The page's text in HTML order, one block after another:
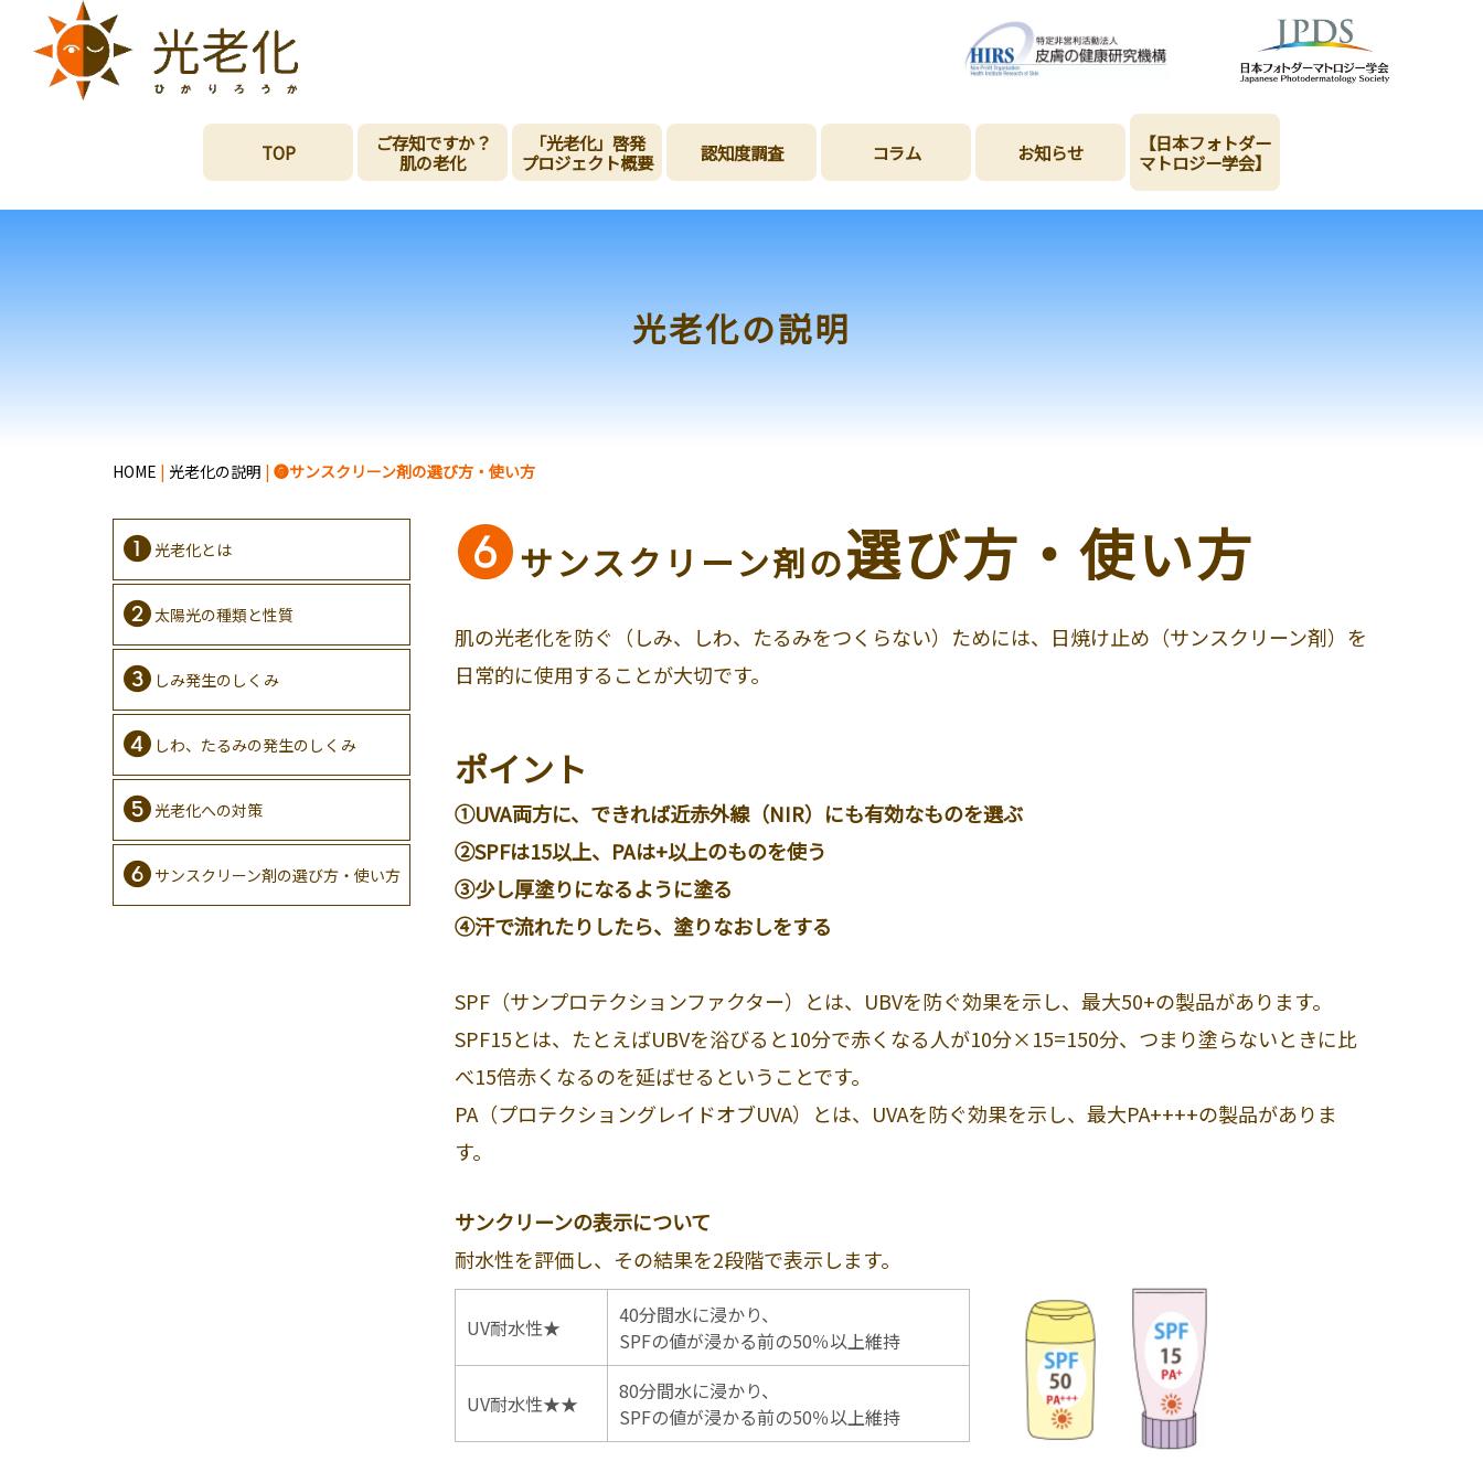
TOP
ご存知ですか？
肌の老化
「光老化」啓発
プロジェクト概要
認知度調査 コラム お知らせ
【日本フォトダー
マトロジー学会】
光老化の説明
HOME | 光老化の説明 | ❻サンスクリーン剤の選び方・使い方
サンスクリーン剤の選び方・使い方
肌の光老化を防ぐ（しみ、しわ、たるみをつくらない）ためには、日焼け止め（サンスクリーン剤）を
日常的に使用することが大切です。
ポイント
①UVA両方に、できれば近赤外線（NIR）にも有効なものを選ぶ
②SPFは15以上、PAは+以上のものを使う
③少し厚塗りになるように塗る
④汗で流れたりしたら、塗りなおしをする
SPF（サンプロテクションファクター）とは、UBVを防ぐ効果を示し、最大50+の製品があります。
SPF15とは、たとえばUBVを浴びると10分で赤くなる人が10分×15=150分、つまり塗らないときに比
べ15倍赤くなるのを延ばせるということです。
PA（プロテクショングレイドオブUVA）とは、UVAを防ぐ効果を示し、最大PA++++の製品がありま
す。
サンクリーンの表示について
耐水性を評価し、その結果を2段階で表示します。
UV耐水性★
40分間水に浸かり、
SPFの値が浸かる前の50％以上維持
UV耐水性★★
80分間水に浸かり、
SPFの値が浸かる前の50％以上維持
光老化とは
太陽光の種類と性質
しみ発生のしくみ
しわ、たるみの発生のしくみ
光老化への対策
サンスクリーン剤の選び方・使い方